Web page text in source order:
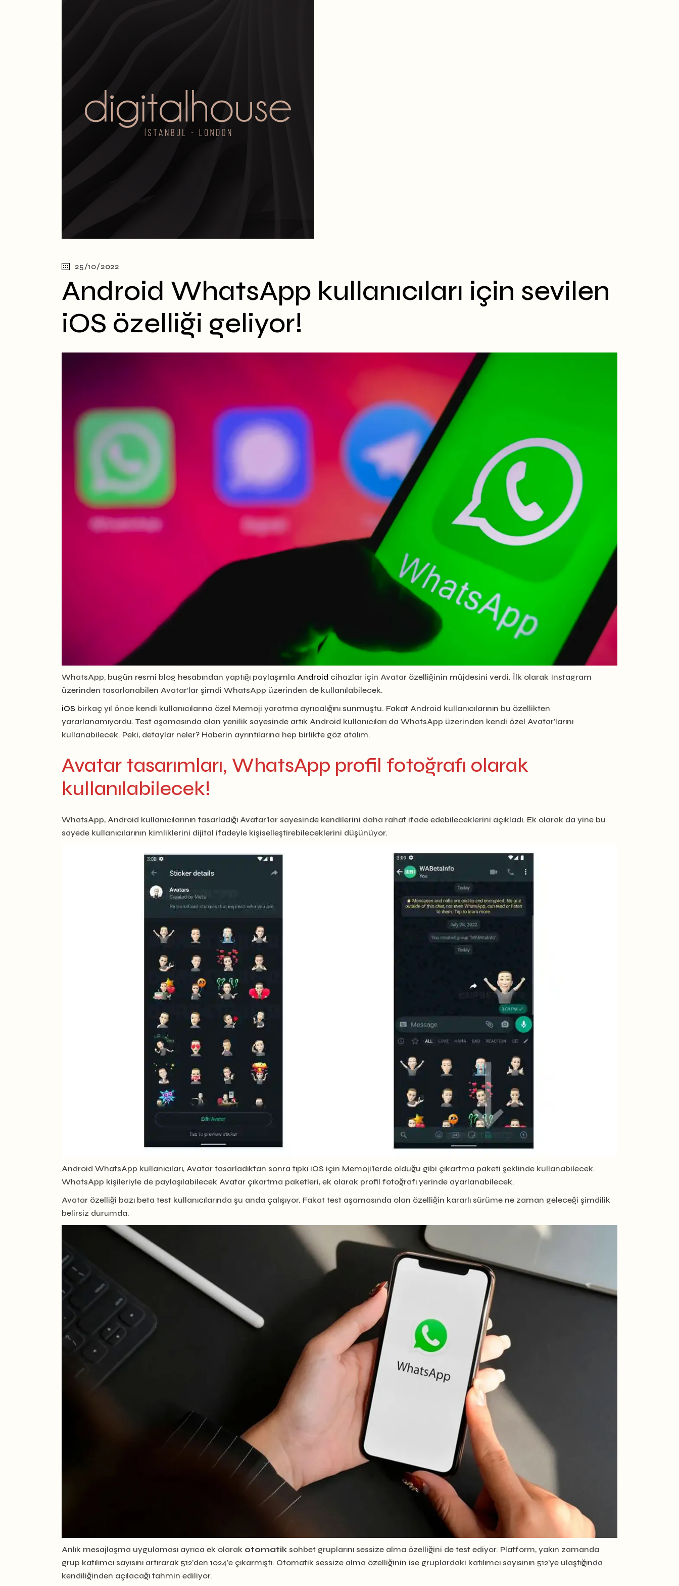
25/10/2022
Android WhatsApp kullanıcıları için sevilen
iOS özelliği geliyor!
WhatsApp, bugün resmi blog hesabından yaptığı paylaşımla Android cihazlar için Avatar özelliğinin müjdesini verdi. İlk olarak Instagram
üzerinden tasarlanabilen Avatar’lar şimdi WhatsApp üzerinden de kullanılabilecek.
iOS birkaç yıl önce kendi kullanıcılarına özel Memoji yaratma ayrıcalığını sunmuştu. Fakat Android kullanıcılarının bu özellikten
yararlanamıyordu. Test aşamasında olan yenilik sayesinde artık Android kullanıcıları da WhatsApp üzerinden kendi özel Avatar’larını
kullanabilecek. Peki, detaylar neler? Haberin ayrıntılarına hep birlikte göz atalım.
Avatar tasarımları, WhatsApp profil fotoğrafı olarak
kullanılabilecek!
WhatsApp, Android kullanıcılarının tasarladığı Avatar’lar sayesinde kendilerini daha rahat ifade edebileceklerini açıkladı. Ek olarak da yine bu
sayede kullanıcılarının kimliklerini dijital ifadeyle kişiselleştirebileceklerini düşünüyor.
Android WhatsApp kullanıcıları, Avatar tasarladıktan sonra tıpkı iOS için Memoji’lerde olduğu gibi çıkartma paketi şeklinde kullanabilecek.
WhatsApp kişileriyle de paylaşılabilecek Avatar çıkartma paketleri, ek olarak profil fotoğrafı yerinde ayarlanabilecek.
Avatar özelliği bazı beta test kullanıcılarında şu anda çalışıyor. Fakat test aşamasında olan özelliğin kararlı sürüme ne zaman geleceği şimdilik
belirsiz durumda.
Anlık mesajlaşma uygulaması ayrıca ek olarak otomatik sohbet gruplarını sessize alma özelliğini de test ediyor. Platform, yakın zamanda
grup katılımcı sayısını artırarak 512’den 1024’e çıkarmıştı. Otomatik sessize alma özelliğinin ise gruplardaki katılımcı sayısının 512’ye ulaştığında
kendiliğinden açılacağı tahmin ediliyor.